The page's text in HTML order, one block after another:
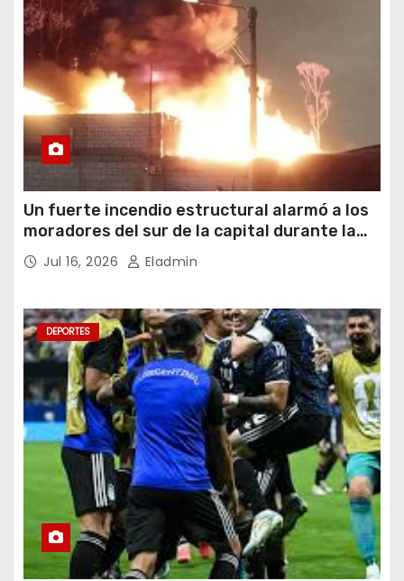
Un fuerte incendio estructural alarmó a los
moradores del sur de la capital durante la
noche del miércoles 15 de julio de 2026
Jul 16, 2026 Eladmin
DEPORTES